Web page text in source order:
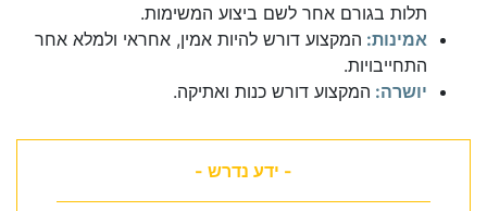
תלות בגורם אחר לשם ביצוע המשימות.
אמינות: המקצוע דורש להיות אמין, אחראי ולמלא אחר
התחייבויות.
יושרה: המקצוע דורש כנות ואתיקה.
- ידע נדרש -